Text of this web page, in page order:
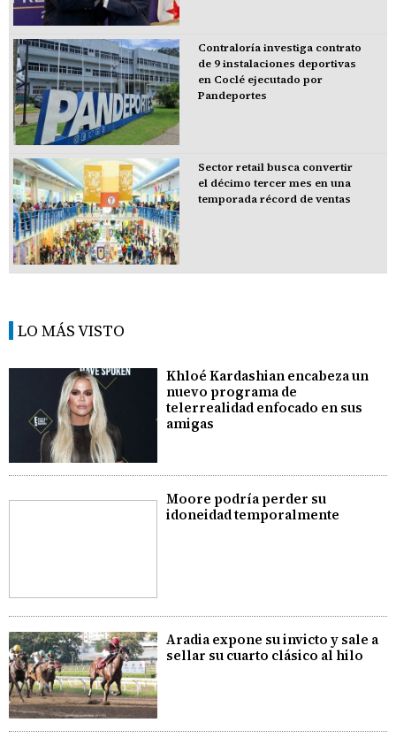
Contraloría investiga contrato
de 9 instalaciones deportivas
en Coclé ejecutado por
Pandeportes
Sector retail busca convertir
el décimo tercer mes en una
temporada récord de ventas
LO MÁS VISTO
Khloé Kardashian encabeza un
nuevo programa de
telerrealidad enfocado en sus
amigas
Moore podría perder su
idoneidad temporalmente
Aradia expone su invicto y sale a
sellar su cuarto clásico al hilo